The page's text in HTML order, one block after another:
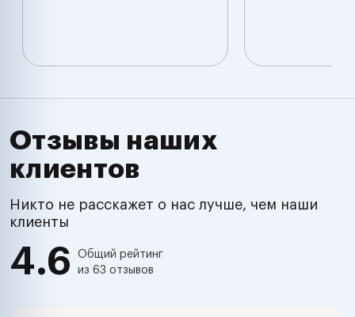
Отзывы наших
клиентов
Никто не расскажет о нас лучше, чем наши
клиенты
4.6
Общий рейтинг
из 63 отзывов